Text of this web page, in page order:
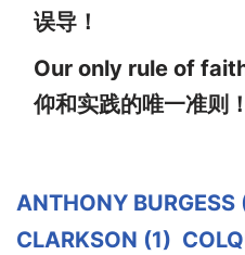
误导！
Our only rule of
仰和实践的唯一准则！
ANTHONY BURGESS
CLARKSON (1)